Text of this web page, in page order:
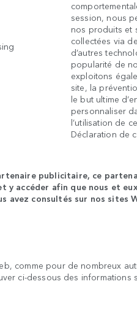
session, nous
nos produits et
collectées via
d’autres
popularité de
exploitons
site, la
le but ultime
personnaliser
l’utilisation de
Déclaration de
publicitaire, ce
y accéder afin que nous et
avez consultés sur nos sites
comme pour de nombreux
ci-dessous des informations